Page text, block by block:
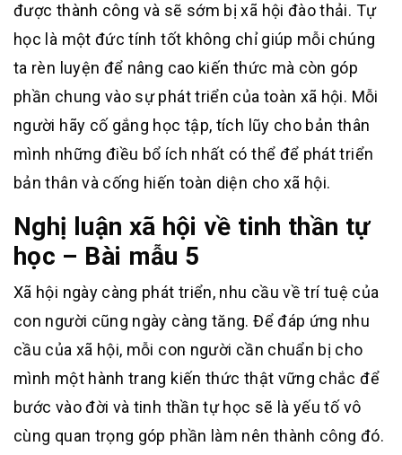
được thành công và sẽ sớm bị xã hội đào thải. Tự
học là một đức tính tốt không chỉ giúp mỗi chúng
ta rèn luyện để nâng cao kiến thức mà còn góp
phần chung vào sự phát triển của toàn xã hội. Mỗi
người hãy cố gắng học tập, tích lũy cho bản thân
mình những điều bổ ích nhất có thể để phát triển
bản thân và cống hiến toàn diện cho xã hội.
Nghị luận xã hội về tinh thần tự
học – Bài mẫu 5
Xã hội ngày càng phát triển, nhu cầu về trí tuệ của
con người cũng ngày càng tăng. Để đáp ứng nhu
cầu của xã hội, mỗi con người cần chuẩn bị cho
mình một hành trang kiến thức thật vững chắc để
bước vào đời và tinh thần tự học sẽ là yếu tố vô
cùng quan trọng góp phần làm nên thành công đó.